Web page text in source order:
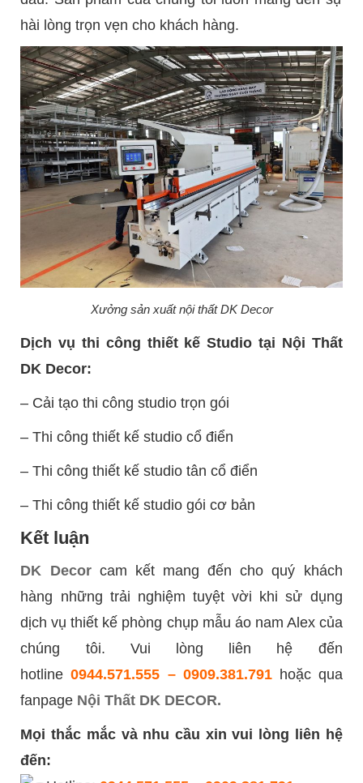
hài lòng trọn vẹn cho khách hàng.
Xưởng sản xuất nội thất DK Decor
Dịch vụ thi công thiết kế Studio tại Nội Thất
DK Decor:
– Cải tạo thi công studio trọn gói
– Thi công thiết kế studio cổ điển
– Thi công thiết kế studio tân cổ điển
– Thi công thiết kế studio gói cơ bản
Kết luận
DK Decorcam kết mang đến cho quý khách
hàng những trải nghiệm tuyệt vời khi sử dụng
dịch vụ thiết kế phòng chụp mẫu áo nam Alex của
chúng tôi. Vui lòng liên hệ đến
hotline 0944.571.555 – 0909.381.791 hoặc qua
fanpage Nội Thất DK DECOR.
Mọi thắc mắc và nhu cầu xin vui lòng liên hệ
đến: